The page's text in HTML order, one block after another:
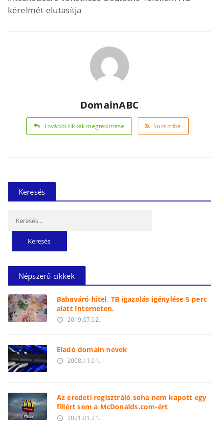
kérelmét elutasítja
DomainABC
További cikkek megtekintése Subscribe
Keresés
Népszerű cikkek
Babaváró hitel, TB igazolás igénylése 5 perc
alatt Interneten.
access_time 2019.07.02.
Eladó domain nevek
access_time 2008.11.01.
Az eredeti regisztráló soha nem kapott egy
fillért sem a McDonalds.com-ért
access_time 2021.01.21.